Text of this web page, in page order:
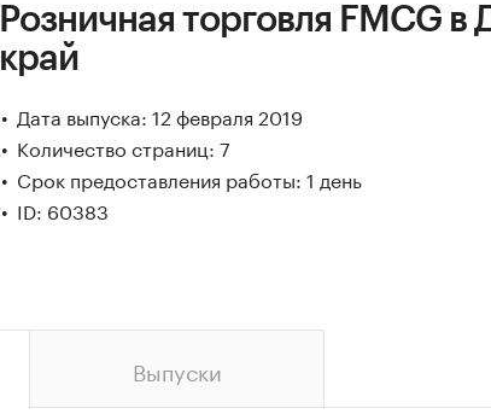
Розничная торговля FMCG
край
Дата выпуска: 12 февраля 2019
Количество страниц: 7
Срок предоставления работы: 1 день
ID: 60383
Выпуски